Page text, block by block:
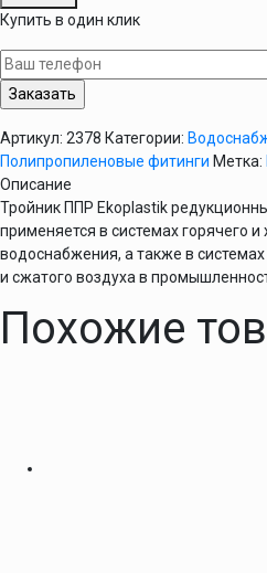
Тройник
редукционный
50х32х50
мм
Ekoplastik
Купить в один клик
Артикул: 2378 Категории:
Полипропиленовые фитинги Метка:
Описание
Тройник ППР Ekoplastik
применяется в системах горячего и
водоснабжения, а также в
и сжатого воздуха в
Похожие